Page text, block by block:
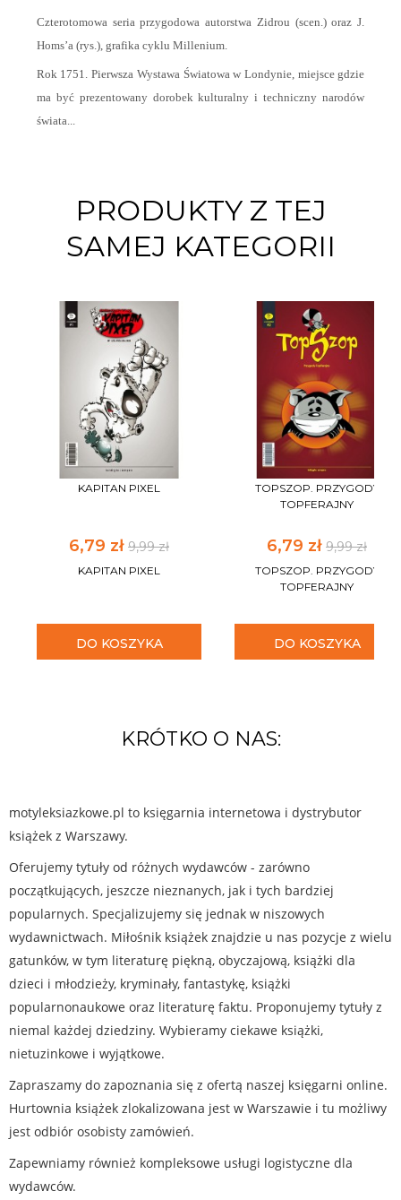
Czterotomowa seria przygodowa autorstwa Zidrou (scen.) oraz J.
Homs’a (rys.), grafika cyklu Millenium.
Rok 1751. Pierwsza Wystawa Światowa w Londynie, miejsce gdzie
ma być prezentowany dorobek kulturalny i techniczny narodów
świata...
PRODUKTY Z TEJ
SAMEJ KATEGORII
KAPITAN PIXEL
6,79 zł 9,99 zł
KAPITAN PIXEL
DO KOSZYKA
TOPSZOP. PRZYGODY
TOPFERAJNY
6,79 zł 9,99 zł
TOPSZOP. PRZYGODY
TOPFERAJNY
DO KOSZYKA
KRÓTKO O NAS:
motyleksiazkowe.pl to księgarnia internetowa i dystrybutor
książek z Warszawy.
Oferujemy tytuły od różnych wydawców - zarówno
początkujących, jeszcze nieznanych, jak i tych bardziej
popularnych. Specjalizujemy się jednak w niszowych
wydawnictwach. Miłośnik książek znajdzie u nas pozycje z wielu
gatunków, w tym literaturę piękną, obyczajową, książki dla
dzieci i młodzieży, kryminały, fantastykę, książki
popularnonaukowe oraz literaturę faktu. Proponujemy tytuły z
niemal każdej dziedziny. Wybieramy ciekawe książki,
nietuzinkowe i wyjątkowe.
Zapraszamy do zapoznania się z ofertą naszej księgarni online.
Hurtownia książek zlokalizowana jest w Warszawie i tu możliwy
jest odbiór osobisty zamówień.
Zapewniamy również kompleksowe usługi logistyczne dla
wydawców.